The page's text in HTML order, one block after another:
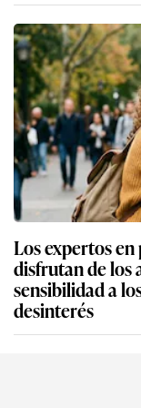
Los expertos
disfrutan de los
sensibilidad a
desinterés